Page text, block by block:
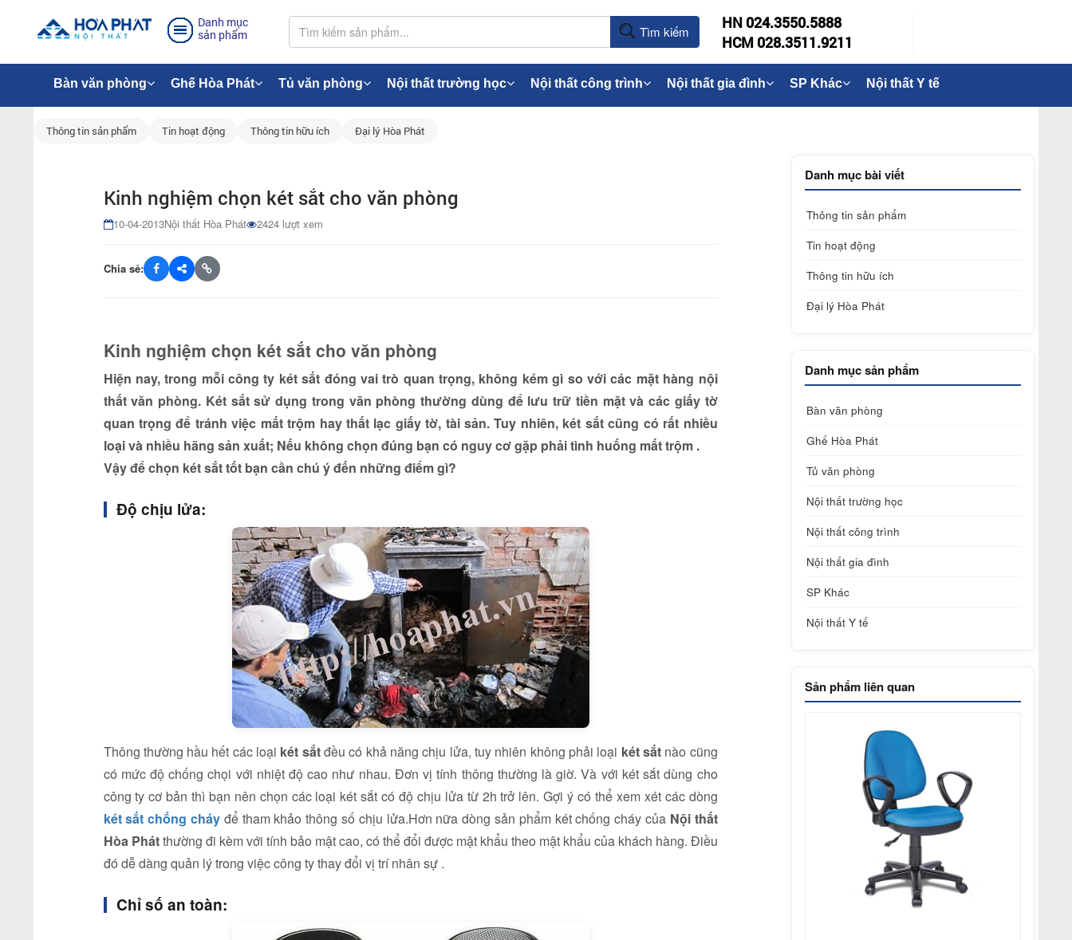
Danh mục
sản phẩm
Tìm kiếm
HN 024.3550.5888
HCM 028.3511.9211
Bàn văn phòng Ghế Hòa Phát Tủ văn phòng Nội thất trường học Nội thất công trình Nội thất gia đình SP Khác Nội thất Y tế
Thông tin sản phẩm Tin hoạt động Thông tin hữu ích Đại lý Hòa Phát
Kinh nghiệm chọn két sắt cho văn phòng
10-04-2013Nội thất Hòa Phát 2424 lượt xem
Chia sẻ:
Kinh nghiệm chọn két sắt cho văn phòng
Hiện nay, trong mỗi công ty két sắt đóng vai trò quan trọng, không kém gì so với các mặt hàng nội
thất văn phòng. Két sắt sử dụng trong văn phòng thường dùng để lưu trữ tiền mặt và các giấy tờ
quan trọng để tránh việc mất trộm hay thất lạc giấy tờ, tài sản. Tuy nhiên, két sắt cũng có rất nhiều
loại và nhiều hãng sản xuất; Nếu không chọn đúng bạn có nguy cơ gặp phải tình huống mất trộm .
Vậy để chọn két sắt tốt bạn cần chú ý đến những điểm gì?
Độ chịu lửa:
Thông thường hầu hết các loại két sắtđều có khả năng chịu lửa, tuy nhiên không phải loại két sắtnào cũng
có mức độ chống chọi với nhiệt độ cao như nhau. Đơn vị tính thông thường là giờ. Và với két sắt dùng cho
công ty cơ bản thì bạn nên chọn các loại két sắt có độ chịu lửa từ 2h trở lên. Gợi ý có thể xem xét các dòng
két sắt chống cháyđể tham khảo thông số chịu lửa.Hơn nữa dòng sản phẩm két chống cháy của Nội thất
Hòa Phátthường đi kèm với tính bảo mật cao, có thể đổi được mật khẩu theo mật khẩu của khách hàng. Điều
đó dễ dàng quản lý trong việc công ty thay đổi vị trí nhân sự .
Chỉ số an toàn:
Danh mục bài viết
Thông tin sản phẩm
Tin hoạt động
Thông tin hữu ích
Đại lý Hòa Phát
Danh mục sản phẩm
Bàn văn phòng
Ghế Hòa Phát
Tủ văn phòng
Nội thất trường học
Nội thất công trình
Nội thất gia đình
SP Khác
Nội thất Y tế
Sản phẩm liên quan